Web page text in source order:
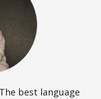
best language